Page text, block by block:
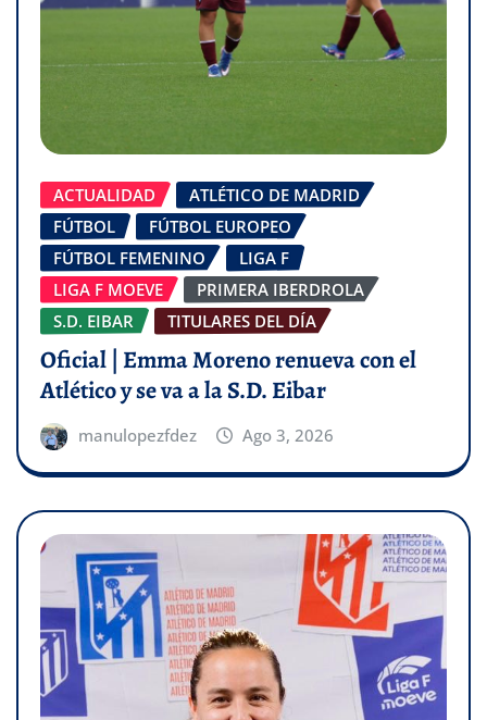
ACTUALIDAD
ATLÉTICO DE MADRID
FÚTBOL
FÚTBOL EUROPEO
FÚTBOL FEMENINO
LIGA F
LIGA F MOEVE
PRIMERA IBERDROLA
S.D. EIBAR
TITULARES DEL DÍA
Oficial | Emma Moreno renueva con el
Atlético y se va a la S.D. Eibar
manulopezfdez Ago 3, 2026